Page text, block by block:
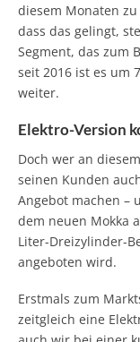
diesem Monaten
dass das gelingt,
Segment, das zum
seit 2016 ist es um
weiter.
Elektro-Version
Doch wer an
seinen Kunden
Angebot machen –
dem neuen Mokka
Liter-Dreizylinder-
angeboten wird.
Erstmals zum
zeitgleich eine